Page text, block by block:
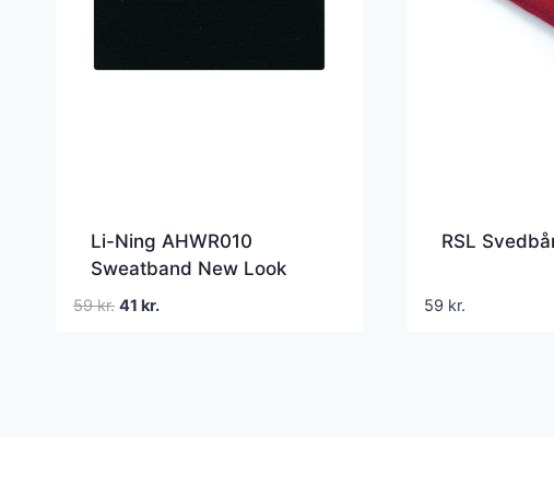
Li-Ning AHWR010
Sweatband New Look
Black
59kr. Den
41 kr.Den
RSL
59 kr.